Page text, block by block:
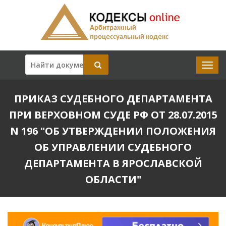
ПРИКАЗ СУДЕБНОГО ДЕПАРТАМЕНТА
ПРИ ВЕРХОВНОМ СУДЕ РФ ОТ 28.07.2015
N 196 "ОБ УТВЕРЖДЕНИИ ПОЛОЖЕНИЯ
ОБ УПРАВЛЕНИИ СУДЕБНОГО
ДЕПАРТАМЕНТА В ЯРОСЛАВСКОЙ
ОБЛАСТИ"